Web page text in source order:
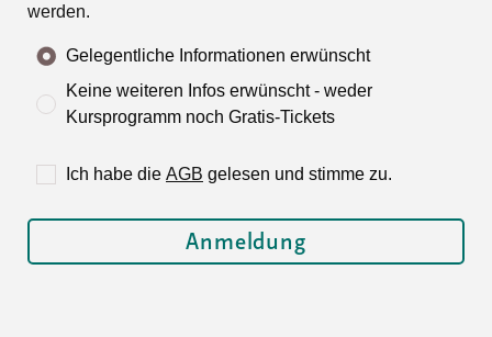
werden.
Gelegentliche Informationen erwünscht
Keine weiteren Infos erwünscht - weder
Kursprogramm noch Gratis-Tickets
Ich habe die AGB gelesen und stimme zu.